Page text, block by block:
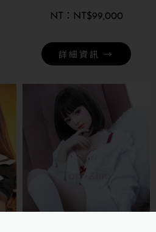
NT$99,000
詳細資訊 →